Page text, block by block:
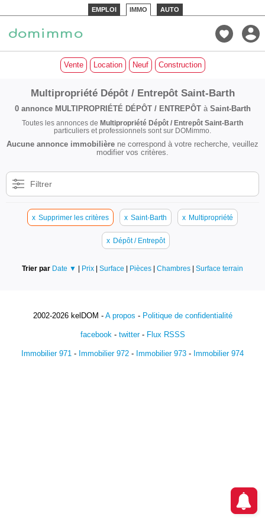
EMPLOI IMMO AUTO
Vente Location Neuf Construction
Multipropriété Dépôt / Entrepôt Saint-Barth
0 annonce MULTIPROPRIÉTÉ DÉPÔT / ENTREPÔTà Saint-Barth
Toutes les annonces de Multipropriété Dépôt / Entrepôt Saint-Barth
particuliers et professionnels sont sur DOMimmo.
Aucune annonce immobilière ne correspond à votre recherche, veuillez
modifier vos critères.
Filtrer
x Supprimer les critères x Saint-Barth x Multipropriété
x Dépôt / Entrepôt
Trier par Date ▼ | Prix | Surface | Pièces | Chambres | Surface terrain
2002-2026 kelDOM - A propos - Politique de confidentialité
facebook- twitter- Flux RSSS
Immobilier 971 - Immobilier 972 - Immobilier 973 - Immobilier 974